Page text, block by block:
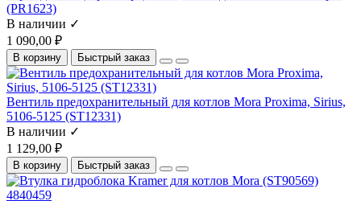
(PR1623)
В наличии ✓
1 090,00 ₽
В корзину Быстрый заказ
Вентиль предохранительный для котлов Mora Proxima, Sirius,
5106-5125 (ST12331)
В наличии ✓
1 129,00 ₽
В корзину Быстрый заказ